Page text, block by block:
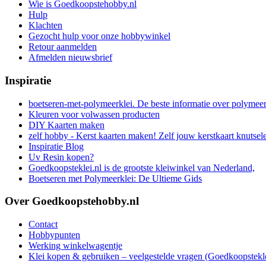
Wie is Goedkoopstehobby.nl
Hulp
Klachten
Gezocht hulp voor onze hobbywinkel
Retour aanmelden
Afmelden nieuwsbrief
Inspiratie
boetseren-met-polymeerklei. De beste informatie over
Kleuren voor volwassen producten
DIY Kaarten maken
zelf hobby - Kerst kaarten maken! Zelf jouw kerstkaart
Inspiratie Blog
Uv Resin kopen?
Goedkoopsteklei.nl is de grootste kleiwinkel van Nederland,
Boetseren met Polymeerklei: De Ultieme Gids
Over Goedkoopstehobby.nl
Contact
Hobbypunten
Werking winkelwagentje
Klei kopen & gebruiken – veelgestelde vragen